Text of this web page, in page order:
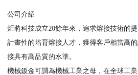
公司介紹
炬將科技成立20餘年來，追求熔接技術的
計畫性的培育熔接人才，獲得客戶相當高
接具有高品質的水準。
機械鈑金可謂為機械工業之母，在全球工